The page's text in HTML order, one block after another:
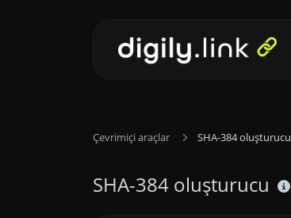
Çevrimiçi araçlar SHA-384 oluşturucu
SHA-384 oluşturucu